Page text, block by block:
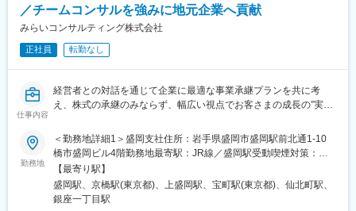
・スタッフ全員が「全体最適」の視点を持って仕事を行うため、
コミュニケーションのズレも防ぐことができています。そのため
客満足度も高いです。
／チームコンサルを強みに地元企業へ貢献
みらいコンサルティング株式会社
正社員 転勤なし
仕事内容
経営者との対話を通じて企業に最適な事業承継プランを共に考
え、株式の承継のみならず、幅広い視点でお客さまの成長の”実
■仕事内容：
地域に拠点を置くファミリービジネス企業から、IPOを目指す成長
企業まで、幅広い業種・企業規模のクライアントがいます。
経営者との対話を通じて企業に最適な事業承継プランを共に考
え、株式の承継のみならず、幅広い視点でお客様の成長の”実現”を
勤務地
＜勤務地詳細1＞盛岡支社住所：岩手県盛岡市盛岡駅前北通1-10
橋市盛岡ビル4階勤務地最寄駅：JR線／盛岡駅受動喫煙対策：屋
内全面禁煙＜勤務地詳細2＞本社住所：東京都中央区京橋2-2-1 京
橋エドグラン19F勤務地最寄駅：東京メトロ銀座線／京橋駅受動
喫煙対策：屋内全面禁煙変更の範囲：会社の定める事業所
【最寄り駅】
盛岡駅、京橋駅(東京都)、上盛岡駅、宝町駅(東京都)、仙北町駅、
銀座一丁目駅